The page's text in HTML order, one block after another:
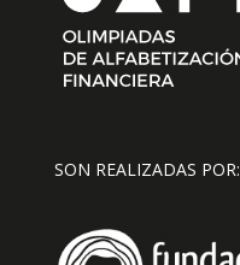
SON REALIZADAS POR: